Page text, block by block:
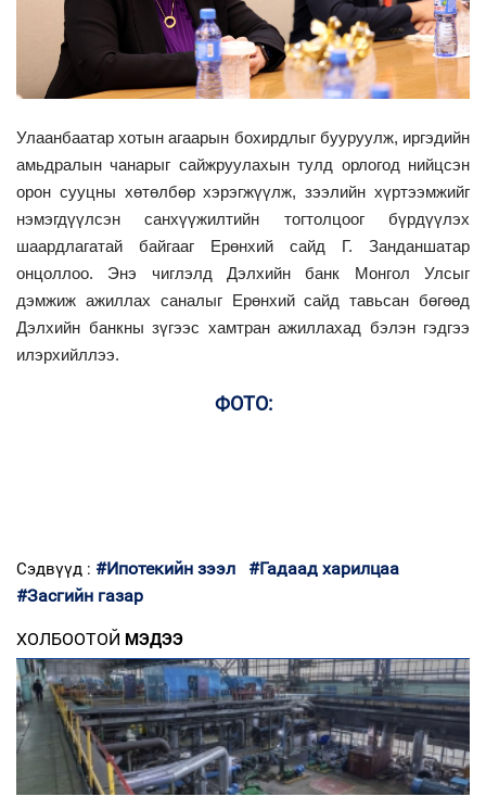
Улаанбаатар хотын агаарын бохирдлыг бууруулж, иргэдийн
амьдралын чанарыг сайжруулахын тулд орлогод нийцсэн
орон сууцны хөтөлбөр хэрэгжүүлж, зээлийн хүртээмжийг
нэмэгдүүлсэн санхүүжилтийн тогтолцоог бүрдүүлэх
шаардлагатай байгааг Ерөнхий сайд Г. Занданшатар
онцоллоо. Энэ чиглэлд Дэлхийн банк Монгол Улсыг
дэмжиж ажиллах саналыг Ерөнхий сайд тавьсан бөгөөд
Дэлхийн банкны зүгээс хамтран ажиллахад бэлэн гэдгээ
илэрхийллээ.
ФОТО:
Сэдвүүд : #Ипотекийн зээл
#Гадаад харилцаа
#Засгийн газар
ХОЛБООТОЙ МЭДЭЭ